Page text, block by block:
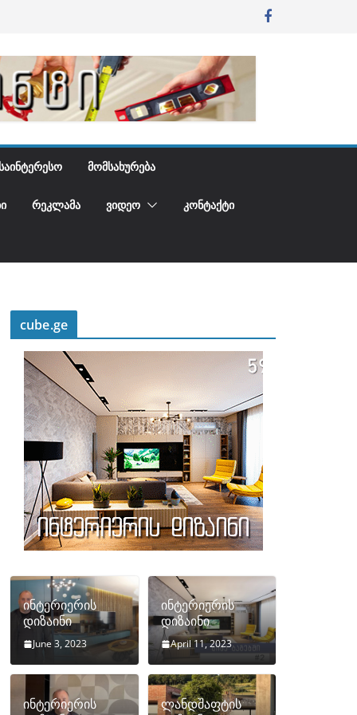
ᲡᲐᲘᲜᲢᲔᲠᲔᲡᲝ ᲛᲝᲛᲡᲐᲮᲣᲠᲔᲑᲐ
ᲠᲔᲙᲚᲐᲛᲐ ᲕᲘᲓᲔᲝ ᲙᲝᲜᲢᲐᲥᲢᲘ
cube.ge
ინტერიერის
დიზაინი
June 3, 2023
ინტერიერის
დიზაინი
April 11, 2023
ინტერიერის
ლანდშაფტის